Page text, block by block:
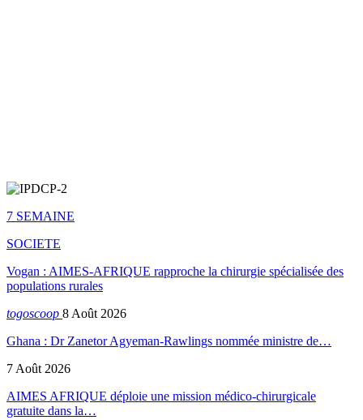
7 SEMAINE
SOCIETE
Vogan : AIMES-AFRIQUE rapproche la chirurgie spécialisée des
populations rurales
togoscoop 8 Août 2026
Ghana : Dr Zanetor Agyeman-Rawlings nommée ministre de…
7 Août 2026
AIMES AFRIQUE déploie une mission médico-chirurgicale
gratuite dans la…